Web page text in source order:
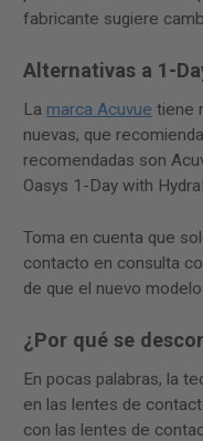
fabricante sugiere
Alternativas a 1-
La marca Acuvue tiene
nuevas, que
recomendadas son
Oasys 1-Day with
Toma en cuenta que
contacto en consulta
de que el nuevo
¿Por qué se
En pocas palabras, la
en las lentes de
con las lentes de